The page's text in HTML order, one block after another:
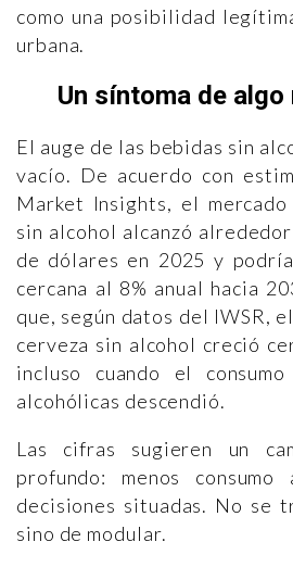
como una posibilidad
urbana.
Un síntoma de algo
El auge de las bebidas sin
vacío. De acuerdo con
Market Insights, el
sin alcohol alcanzó
de dólares en 2025 y
cercana al 8% anual hacia
que, según datos del IWSR,
cerveza sin alcohol creció
incluso cuando el
alcohólicas descendió.
Las cifras sugieren un
profundo: menos consumo
decisiones situadas. No se
sino de modular.